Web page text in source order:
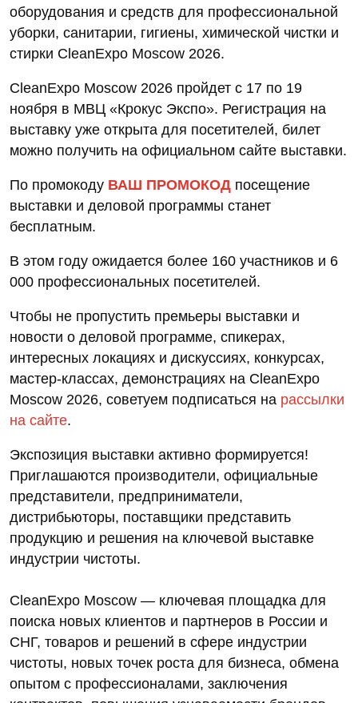
оборудования и средств для профессиональной
уборки, санитарии, гигиены, химической чистки и
стирки CleanExpo Moscow 2026.
CleanExpo Moscow 2026 пройдет с 17 по 19
ноября в МВЦ «Крокус Экспо». Регистрация на
выставку уже открыта для посетителей, билет
можно получить на официальном сайте выставки.
По промокоду ВАШ ПРОМОКОД посещение
выставки и деловой программы станет
бесплатным.
В этом году ожидается более 160 участников и 6
000 профессиональных посетителей.
Чтобы не пропустить премьеры выставки и
новости о деловой программе, спикерах,
интересных локациях и дискуссиях, конкурсах,
мастер-классах, демонстрациях на CleanExpo
Moscow 2026, советуем подписаться на рассылки
на сайте.
Экспозиция выставки активно формируется!
Приглашаются производители, официальные
представители, предприниматели,
дистрибьюторы, поставщики представить
продукцию и решения на ключевой выставке
индустрии чистоты.
CleanExpo Moscow — ключевая площадка для
поиска новых клиентов и партнеров в России и
СНГ, товаров и решений в сфере индустрии
чистоты, новых точек роста для бизнеса, обмена
опытом с профессионалами, заключения